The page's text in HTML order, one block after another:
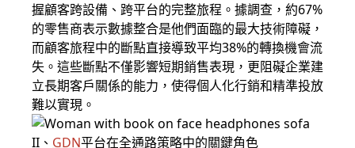
握顧客跨設備、跨平台的完整旅程。據調查，約67%
的零售商表示數據整合是他們面臨的最大技術障礙，
而顧客旅程中的斷點直接導致平均38%的轉換機會流
失。這些斷點不僅影響短期銷售表現，更阻礙企業建
立長期客戶關係的能力，使得個人化行銷和精準投放
難以實現。
II、 GDN平台在全通路策略中的關鍵角色